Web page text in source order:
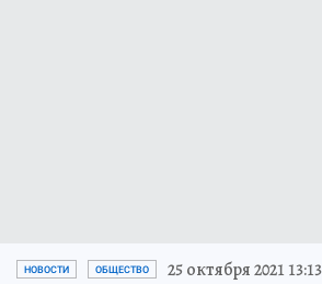
НОВОСТИ ОБЩЕСТВО 25 октября 2021 13:13